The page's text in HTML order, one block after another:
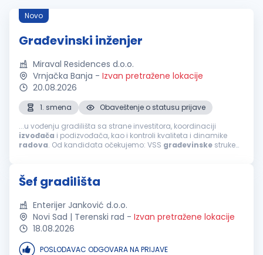
Novo
Građevinski inženjer
Miraval Residences d.o.o.
Vrnjačka Banja - Izvan pretražene lokacije
20.08.2026
1. smena
Obaveštenje o statusu prijave
...u vođenju gradilišta sa strane investitora, koordinaciji
izvođača i podizvođača, kao i kontroli kvaliteta i dinamike
radova
. Od kandidata očekujemo: VSS građevinske struke
Šef gradilišta
Enterijer Janković d.o.o.
Novi Sad | Terenski rad - Izvan pretražene lokacije
18.08.2026
POSLODAVAC ODGOVARA NA PRIJAVE